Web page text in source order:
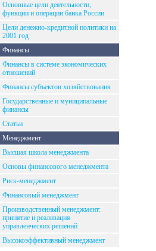
Основные цели деятельности,
функции и операции банка России
Цели денежно-кредитной политики на
2001 год
Финансы
Финансы в системе экономических
отношений
Финансы субъектов хозяйствования
Государственные и муниципальные
финансы
Статьи
Менеджмент
Высшая школа менеджмента
Основы финансового менеджмента
Риск-менеджмент
Финансовый менеджмент
Производственный менеджмент:
принятие и реализация
управленческих решений
Высокоэффективный менеджмент